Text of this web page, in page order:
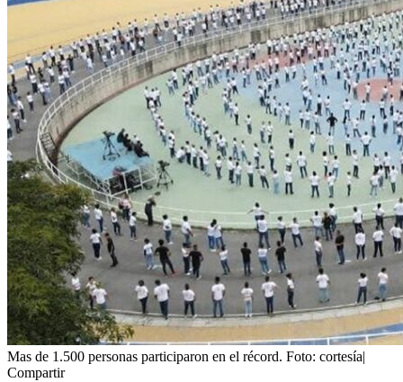
Mas de 1.500 personas participaron en el récord. Foto: cortesía|
Compartir